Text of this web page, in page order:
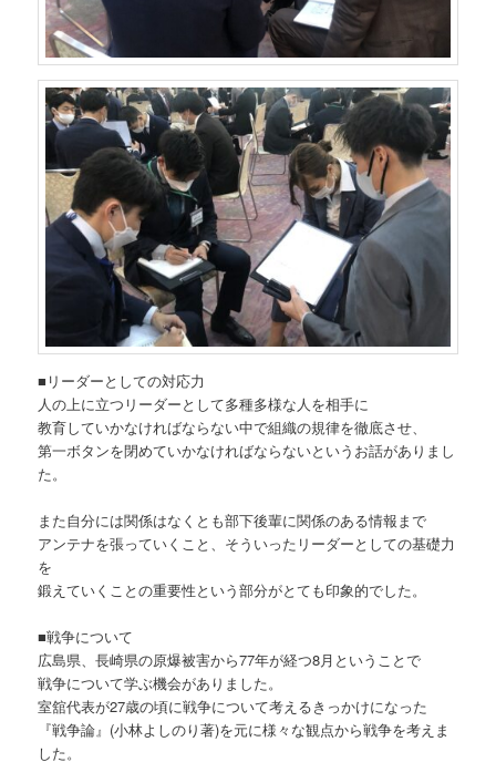
■リーダーとしての対応力
人の上に立つリーダーとして多種多様な人を相手に
教育していかなければならない中で組織の規律を徹底させ、
第一ボタンを閉めていかなければならないというお話がありまし
た。
また自分には関係はなくとも部下後輩に関係のある情報まで
アンテナを張っていくこと、そういったリーダーとしての基礎力
を
鍛えていくことの重要性という部分がとても印象的でした。
■戦争について
広島県、長崎県の原爆被害から77年が経つ8月ということで
戦争について学ぶ機会がありました。
室舘代表が27歳の頃に戦争について考えるきっかけになった
『戦争論』(小林よしのり著)を元に様々な観点から戦争を考えま
した。